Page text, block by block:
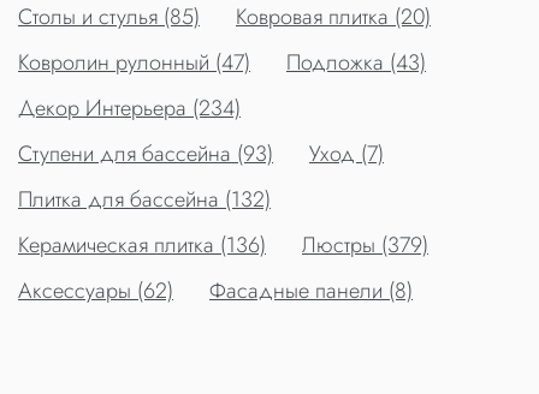
Столы и стулья (85)
Ковровая плитка (20)
Ковролин рулонный (47)
Подложка (43)
Декор Интерьера (234)
Ступени для бассейна (93)
Уход (7)
Плитка для бассейна (132)
Керамическая плитка (136)
Люстры (379)
Аксессуары (62)
Фасадные панели (8)